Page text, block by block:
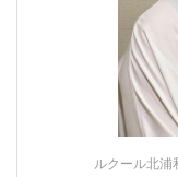
ルクール北浦